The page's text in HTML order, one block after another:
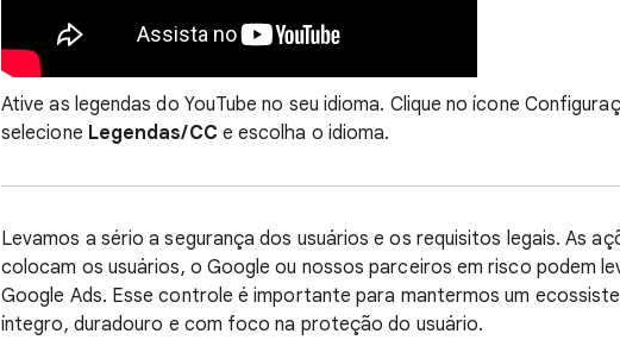
Ative as legendas do YouTube no seu idioma. Clique no ícone
selecione Legendas/CC e escolha o idioma.
Levamos a sério a segurança dos usuários e os requisitos legais. As
colocam os usuários, o Google ou nossos parceiros em risco podem
Google Ads. Esse controle é importante para mantermos um
íntegro, duradouro e com foco na proteção do usuário.